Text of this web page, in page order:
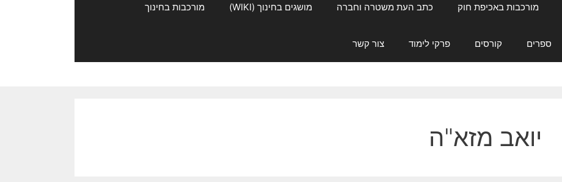
מורכבות באכיפת חוק כתב העת משטרה וחברה מושגים בחינוך (WIKI) מורכבות בחינוך
ספרים קורסים פרקי לימוד צור קשר
יואב מזא"ה